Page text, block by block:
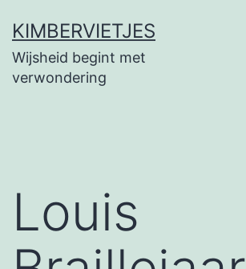
naar
de
KIMBERVIETJES
Wijsheid begint met
verwondering
Louis